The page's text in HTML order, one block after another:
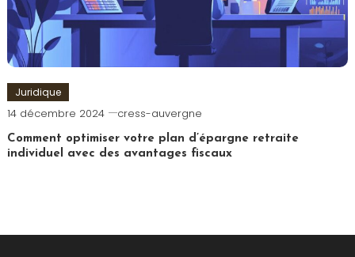
Juridique
14 décembre 2024 cress-auvergne
Comment optimiser votre plan d’épargne retraite
individuel avec des avantages fiscaux